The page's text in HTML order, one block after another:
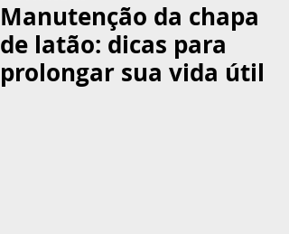
Manutenção da chapa
de latão: dicas para
prolongar sua vida útil